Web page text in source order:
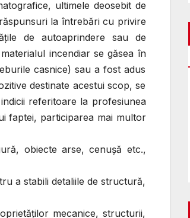
ultimele deosebit de
la întrebări cu privire
de autoaprindere sau de
incendiar se găsea în
casnice) sau a fost adus
destinate acestui scop, se
referitoare la profesiunea
faptei, participarea mai multor
obiecte arse, cenuşă etc.,
a stabili detaliile de structură,
mecanice, structurii,